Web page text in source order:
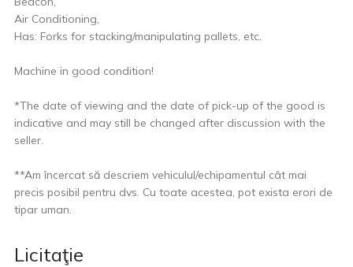
Air Conditioning,
Has: Forks for stacking/manipulating pallets, etc.
Machine in good condition!
*The date of viewing and the date of pick-up of the good is
indicative and may still be changed after discussion with the
seller.
**Am încercat să descriem vehiculul/echipamentul cât mai
precis posibil pentru dvs. Cu toate acestea, pot exista erori de
tipar uman.
Licitaţie